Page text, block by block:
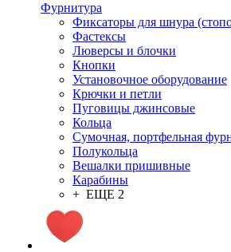
Фурнитура
Фиксаторы для шнура
Фастексы
Люверсы и блочки
Кнопки
Установочное оборудование
Крючки и петли
Пуговицы джинсовые
Кольца
Сумочная, портфельная
Полукольца
Вешалки пришивные
Карабины
+ ЕЩЕ 2